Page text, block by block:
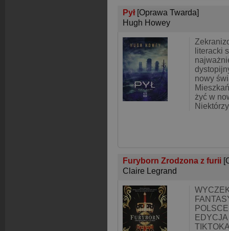
Pył [Oprawa Twarda]
Hugh Howey
literacki
nowy
żyć w
Furyborn Zrodzona z furii
Claire Legrand